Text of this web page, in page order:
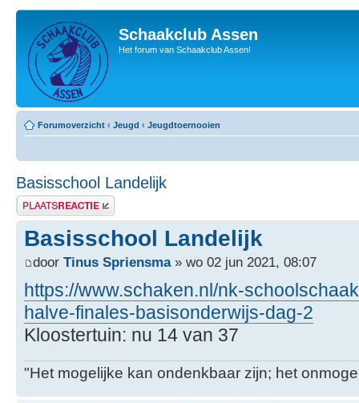
Schaakclub Assen
Het forum van Schaakclub Assen!
Forumoverzicht ‹ Jeugd ‹ Jeugdtoernooien
Basisschool Landelijk
Plaats een reactie
Basisschool Landelijk
door Tinus Spriensma» wo 02 jun 2021, 08:07
https://www.schaken.nl/nk-
halve-finales-basisonderwijs-dag-2
Kloostertuin: nu 14 van 37
"Het mogelijke kan ondenkbaar zijn; het